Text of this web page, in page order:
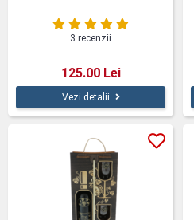
3 recenzii
125.00 Lei
Vezi detalii